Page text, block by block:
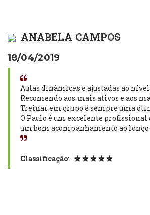
ANABELA CAMPOS
18/04/2019
Aulas dinâmicas e ajustadas ao
Recomendo aos mais ativos e aos
Treinar em grupo é sempre uma
O Paulo é um excelente
um bom acompanhamento ao
Classificação: